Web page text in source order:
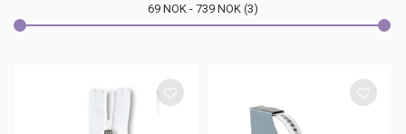
69 NOK 739 NOK 3